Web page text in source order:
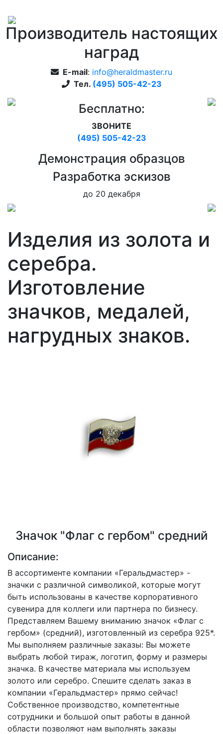
Производитель настоящих
наград
E-mail: info@heraldmaster.ru
Тел. (495) 505-42-23
Бесплатно:
ЗВОНИТЕ
(495) 505-42-23
Дeмонстрация образцов
Pазработка эскизов
до 20 декабря
Изделия из золота и
серебра.
Изготовление
значков, медалей,
нагрудных знаков.
Значок "Флаг с гербом" средний
Описание:
В ассортименте компании «Геральдмастер» -
значки с различной символикой, которые могут
быть использованы в качестве корпоративного
сувенира для коллеги или партнера по бизнесу.
Представляем Вашему вниманию значок «Флаг с
гербом» (средний), изготовленный из серебра 925*.
Мы выполняем различные заказы: Вы можете
выбрать любой тираж, логотип, форму и размеры
значка. В качестве материала мы используем
золото или серебро. Спешите сделать заказ в
компании «Геральдмастер» прямо сейчас!
Собственное производство, компетентные
сотрудники и большой опыт работы в данной
области позволяют нам выполнять заказы